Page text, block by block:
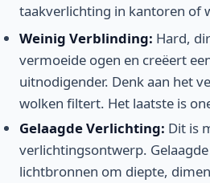
taakverlichting in kantoren of
Weinig Verblinding: Hard,
vermoeide ogen en creëert
uitnodigender. Denk aan het
wolken filtert. Het laatste is
Gelaagde Verlichting: Dit is
verlichtingsontwerp.
lichtbronnen om diepte,